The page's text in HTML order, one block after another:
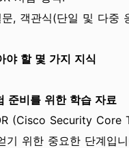
, 객관식(단일 및 다중
야 할 몇 가지 지식
준비를 위한 학습 자료
(Cisco Security Core
기 위한 중요한 단계입